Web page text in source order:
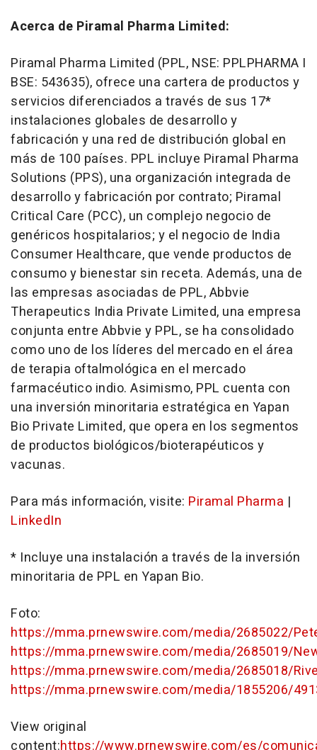
Acerca de Piramal Pharma Limited:
Piramal Pharma Limited (PPL, NSE: PPLPHARMA I
BSE: 543635), ofrece una cartera de productos y
servicios diferenciados a través de sus 17*
instalaciones globales de desarrollo y
fabricación y una red de distribución global en
más de 100 países. PPL incluye Piramal Pharma
Solutions (PPS), una organización integrada de
desarrollo y fabricación por contrato; Piramal
Critical Care (PCC), un complejo negocio de
genéricos hospitalarios; y el negocio de India
Consumer Healthcare, que vende productos de
consumo y bienestar sin receta. Además, una de
las empresas asociadas de PPL, Abbvie
Therapeutics India Private Limited, una empresa
conjunta entre Abbvie y PPL, se ha consolidado
como uno de los líderes del mercado en el área
de terapia oftalmológica en el mercado
farmacéutico indio. Asimismo, PPL cuenta con
una inversión minoritaria estratégica en Yapan
Bio Private Limited, que opera en los segmentos
de productos biológicos/bioterapéuticos y
vacunas.
Para más información, visite: Piramal Pharma |
LinkedIn
* Incluye una instalación a través de la inversión
minoritaria de PPL en Yapan Bio.
Foto:
https://mma.prnewswire.com/media/2685022/
https://mma.prnewswire.com/media/2685019/
https://mma.prnewswire.com/media/2685018/
https://mma.prnewswire.com/media/1855206/
View original
content:https://www.prnewswire.com/es/